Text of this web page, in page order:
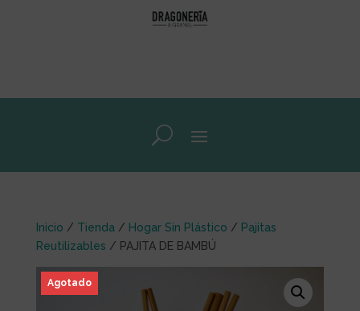
Inicio / Tienda / Hogar Sin Plástico / Pajitas
Reutilizables / PAJITA DE BAMBÚ
Agotado